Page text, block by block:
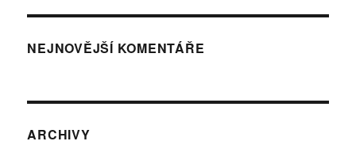
NEJNOVĚJŠÍ KOMENTÁŘE
ARCHIVY